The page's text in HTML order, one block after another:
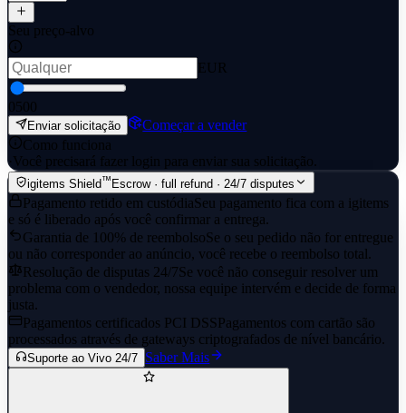
Seu preço-alvo
EUR
0500
Enviar solicitação
Começar a vender
Como funciona
·Você precisará fazer login para enviar sua solicitação.
igitems Shield™ Escrow · full refund · 24/7 disputes
Pagamento retido em custódiaSeu pagamento fica com a igitems
e só é liberado após você confirmar a entrega.
Garantia de 100% de reembolsoSe o seu pedido não for entregue
ou não corresponder ao anúncio, você recebe o reembolso total.
Resolução de disputas 24/7Se você não conseguir resolver um
problema com o vendedor, nossa equipe intervém e decide de forma
justa.
Pagamentos certificados PCI DSSPagamentos com cartão são
processados através de gateways criptografados de nível bancário.
Suporte ao Vivo 24/7 Saber Mais